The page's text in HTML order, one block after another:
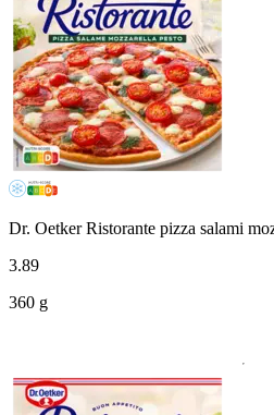
Dr. Oetker Ristorante pizza salami
3.89
360 g